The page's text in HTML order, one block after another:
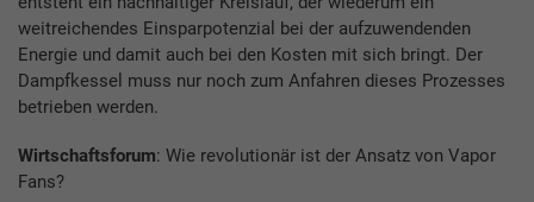
weitreichendes Einsparpotenzial bei der aufzuwendenden
Energie und damit auch bei den Kosten mit sich bringt. Der
Dampfkessel muss nur noch zum Anfahren dieses Prozesses
betrieben werden.
Wirtschaftsforum: Wie revolutionär ist der Ansatz von Vapor
Fans?